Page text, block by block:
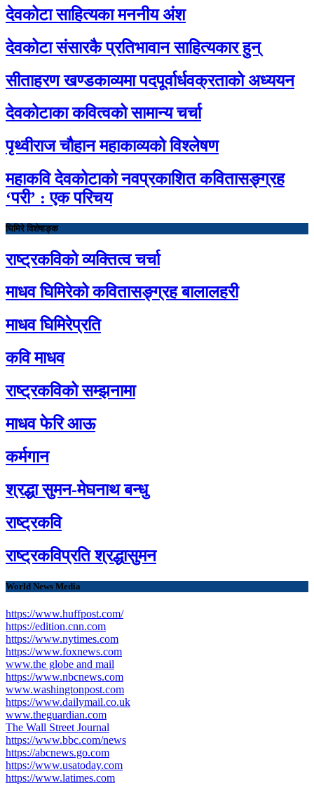
देवकोटा साहित्यका मननीय अंश
देवकोटा संसारकै प्रतिभावान साहित्यकार हुन्
सीताहरण खण्डकाव्यमा पदपूर्वार्धवक्रताको अध्ययन
देवकोटाका कवित्वको सामान्य चर्चा
पृथ्वीराज चौहान महाकाव्यको विश्लेषण
महाकवि देवकोटाको नवप्रकाशित कवितासङ्ग्रह
‘परी’ : एक परिचय
घिमिरे विशेषाङ्क
राष्ट्रकविको व्यक्तित्व चर्चा
माधव घिमिरेको कवितासङ्ग्रह बालालहरी
माधव घिमिरेप्रति
कवि माधव
राष्ट्रकविको सम्झनामा
माधव फेरि आऊ
कर्मगान
श्रद्धा सुमन-मेघनाथ बन्धु
राष्ट्रकवि
राष्ट्रकविप्रति श्रद्धासुमन
World News Media
https://www.huffpost.com/
https://edition.cnn.com
https://www.nytimes.com
https://www.foxnews.com
www.the globe and mail
https://www.nbcnews.com
www.washingtonpost.com
https://www.dailymail.co.uk
www.theguardian.com
The Wall Street Journal
https://www.bbc.com/news
https://abcnews.go.com
https://www.usatoday.com
https://www.latimes.com